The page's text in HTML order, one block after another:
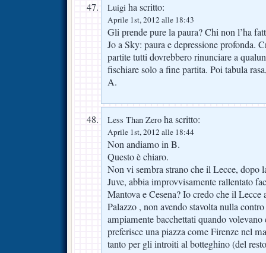
Luigi ha scritto:
Aprile 1st, 2012 alle 18:43
Gli prende pure la paura? Chi non l’ha
Jo a Sky: paura e depressione profonda.
partite tutti dovrebbero rinunciare a
fischiare solo a fine partita. Poi tabula
A.
Less Than Zero ha scritto:
Aprile 1st, 2012 alle 18:44
Non andiamo in B.
Questo è chiaro.
Non vi sembra strano che il Lecce, dopo
Juve, abbia improvvisamente rallentato
Mantova e Cesena? Io credo che il
Palazzo , non avendo stavolta nulla
ampiamente bacchettati quando
preferisce una piazza come Firenze nel
tanto per gli introiti al botteghino (del